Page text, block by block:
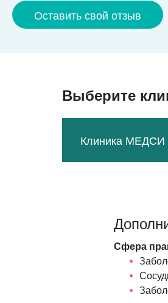
Оставить свой отзыв
Выберите
Клиника МЕДСИ
Сфера